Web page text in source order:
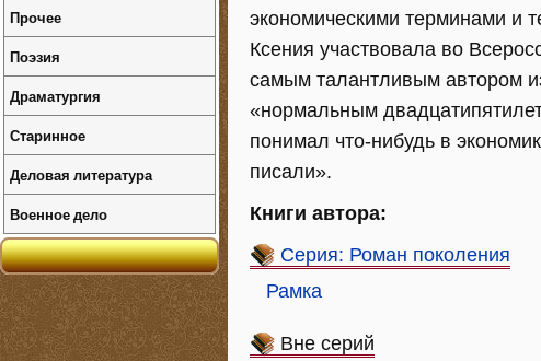
экономическими терминами и
Ксения участвовала во
самым талантливым автором
«нормальным
понимал что-нибудь в
писали».
Книги автора:
Серия: Роман поколения
Рамка
Вне серий
Прочее
Поэзия
Драматургия
Старинное
Деловая литература
Военное дело